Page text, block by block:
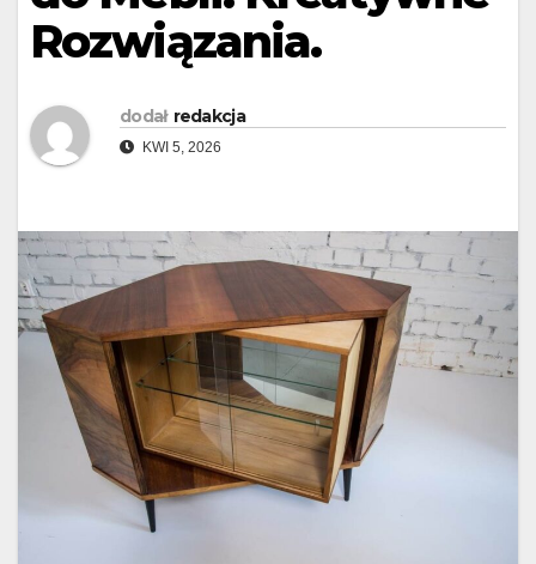
Rozwiązania.
dodał redakcja
KWI 5, 2026